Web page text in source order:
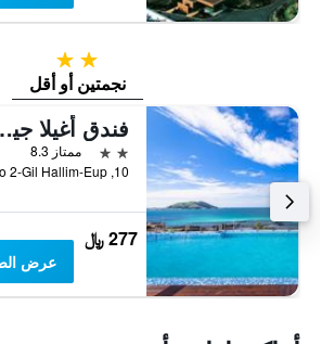
2 نجمتين
نجمتين أو أقل
فندق أغيلا
2 نجمتين
ممتاز 8.3
277 ﷼
عرض